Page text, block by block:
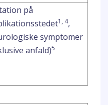
på
1, 4,
symptomer
anfald)5